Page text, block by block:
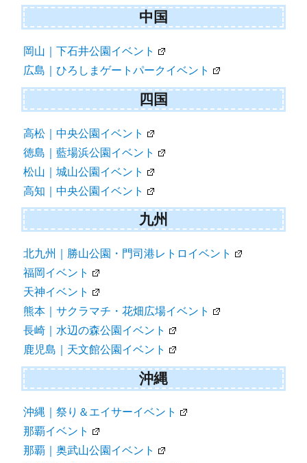
中国
岡山｜下石井公園イベント
広島｜ひろしまゲートパークイベント
四国
高松｜中央公園イベント
徳島｜藍場浜公園イベント
松山｜城山公園イベント
高知｜中央公園イベント
九州
北九州｜勝山公園・門司港レトロイベント
福岡イベント
天神イベント
熊本｜サクラマチ・花畑広場イベント
長崎｜水辺の森公園イベント
鹿児島｜天文館公園イベント
沖縄
沖縄｜祭り＆エイサーイベント
那覇イベント
那覇｜奥武山公園イベント